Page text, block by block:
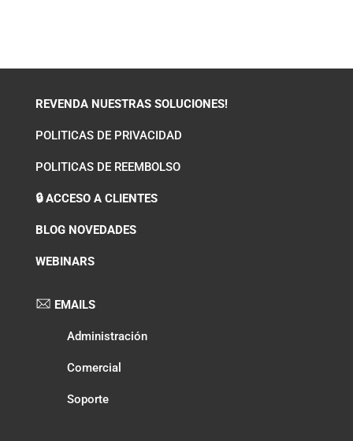
REVENDA NUESTRAS SOLUCIONES!
POLITICAS DE PRIVACIDAD
POLITICAS DE REEMBOLSO
🔒 ACCESO A CLIENTES
BLOG NOVEDADES
WEBINARS
EMAILS
Administración
Comercial
Soporte